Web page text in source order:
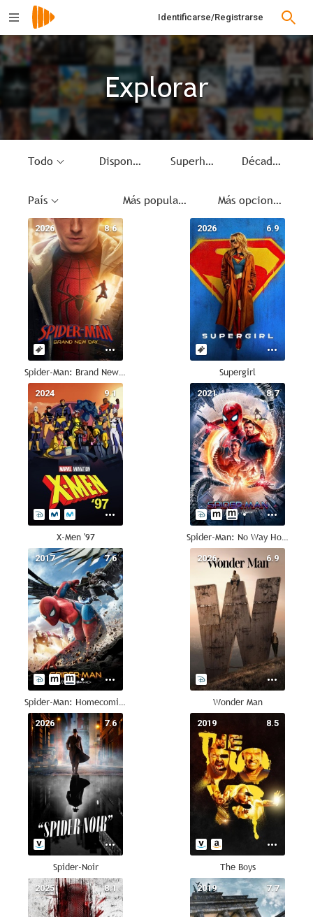
Identificarse/Registrarse
Explorar
Todo Disponible Superhéroes Década
País Más populares Más opciones
8.6
2026
Spider-Man: Brand New Day
6.9
2026
Supergirl
9.1
2024
X-Men '97
8.7
2021
Spider-Man: No Way Home
7.6
2017
Spider-Man: Homecoming
6.9
2026
Wonder Man
7.6
2026
Spider-Noir
8.5
2019
The Boys
8.1
2025 7.7
2019